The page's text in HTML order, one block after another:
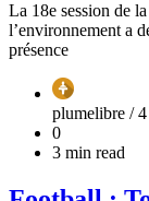
La 18e session de
l’environnement a
présence
plumelibre /
0
3 min read